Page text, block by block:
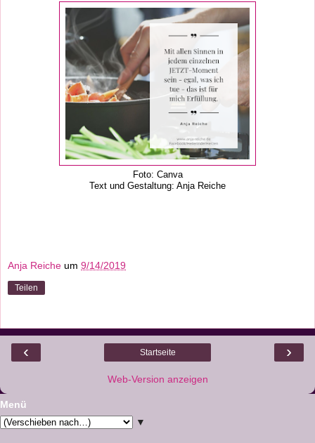
Foto: Canva
Text und Gestaltung: Anja Reiche
Anja Reiche um 9/14/2019
Teilen
‹ ›
Startseite
Web-Version anzeigen
Menü
▼